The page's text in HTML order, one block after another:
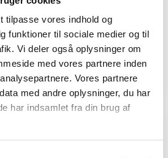
tilpasse vores indhold og
funktioner til sociale medier og til
Vi deler også oplysninger om
med vores partnere inden
Vores partnere
med andre oplysninger, du har
har indsamlet fra din brug af
i BL - Danmarks Almene
jurist i Lejerbo